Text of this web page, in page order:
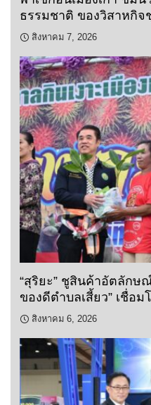
ธรรมชาติ ของวิสาหกิ
สิงหาคม 7, 2026
“สุริยะ” ชูสินค้าอัตลักษณ์
ของดีตำบลเสี้ยว” เชื่อ
สิงหาคม 6, 2026